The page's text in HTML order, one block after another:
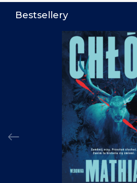
Bestsellery